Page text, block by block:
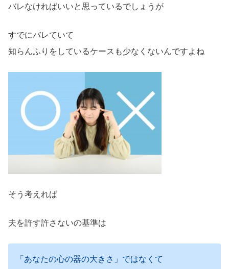
バレなければいいと思っているでしょうが
すでにバレていて
知らんふりをしているケースも少なくないんですよね
そう考えれば
夫を許す許さないの基準は
「あなたの心の器の大きさ」ではなくて